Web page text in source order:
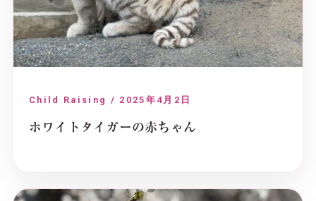
Child Raising / 2025年4月2日
ホワイトタイガーの赤ちゃん